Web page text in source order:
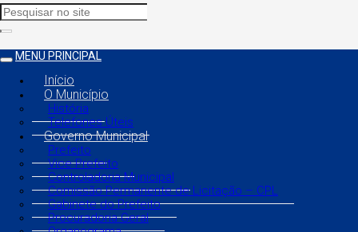
MENU PRINCIPAL
Início
O Município
História
Telefones Úteis
Governo Municipal
Prefeito
Vice Prefeito
Controladoria Municipal
Comissão Permanente de Licitação – CPL
Gabinete do Prefeito
Procuradoria Geral